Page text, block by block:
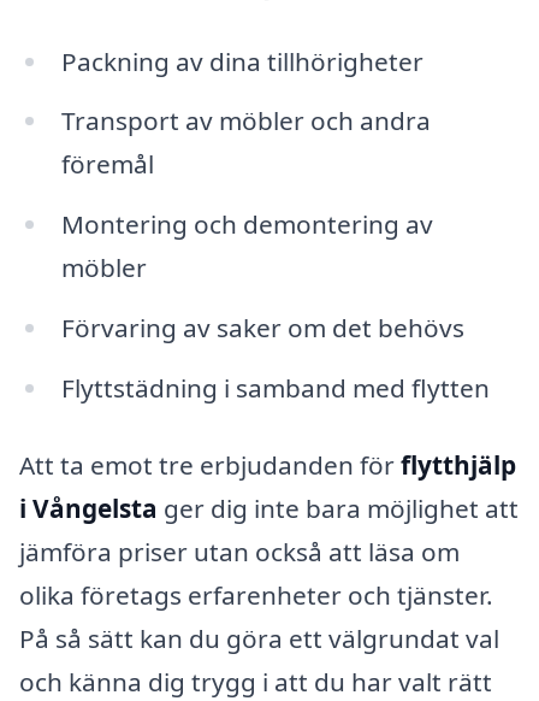
Packning av dina tillhörigheter
Transport av möbler och andra
föremål
Montering och demontering av
möbler
Förvaring av saker om det behövs
Flyttstädning i samband med flytten
Att ta emot tre erbjudanden förflytthjälp
i Vångelsta ger dig inte bara möjlighet att
jämföra priser utan också att läsa om
olika företags erfarenheter och tjänster.
På så sätt kan du göra ett välgrundat val
och känna dig trygg i att du har valt rätt